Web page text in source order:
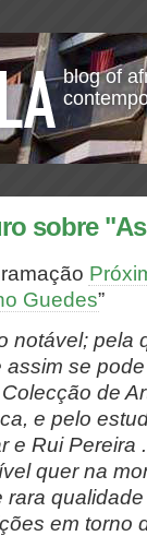
blog of
sobre
Guedes”
notável; pela
assim se
de
e pelo
e Rui Pereira
quer na
rara
em torno